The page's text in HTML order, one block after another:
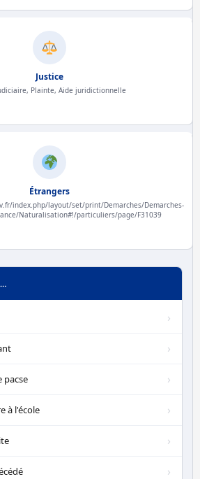
Justice
Plainte, Aide juridictionnelle
Étrangers
index.php/layout/set/print/Demarches/Demarches-
Naturalisation#!/particuliers/page/F31039
›
›
pacse ›
à l'école ›
›
›